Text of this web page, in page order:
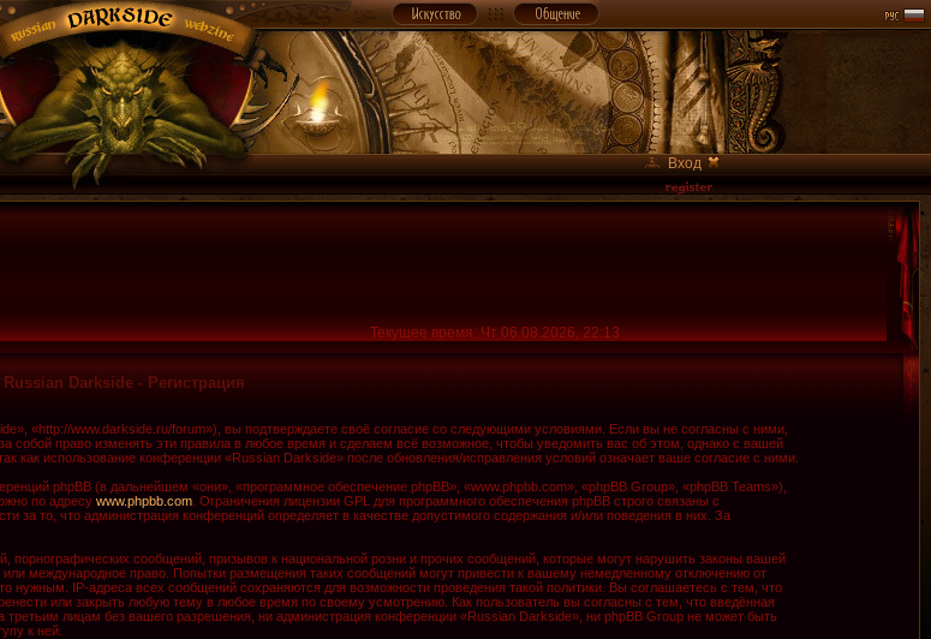
Вход
Текущее время: Чт 06.08.2026, 22:13
Russian Darkside - Регистрация
«http://www.darkside.ru/forum»), вы подтверждаете своё согласие со следующими условиями. Если вы не согласны с ними,
право изменять эти правила в любое время и сделаем всё возможное, чтобы уведомить вас об этом, однако с вашей
как использование конференции «Russian Darkside» после обновления/исправления условий означает ваше согласие с ними.
phpBB (в дальнейшем «они», «программное обеспечение phpBB», «www.phpbb.com», «phpBB Group», «phpBB Teams»),
по адресу www.phpbb.com. Ограничения лицензии GPL для программного обеспечения phpBB строго связаны с
за то, что администрация конференций определяет в качестве допустимого содержания и/или поведения в них. За
сообщений, призывов к национальной розни и прочих сообщений, которые могут нарушить законы вашей
международное право. Попытки размещения таких сообщений могут привести к вашему немедленному отключению от
нужным. IP-адреса всех сообщений сохраняются для возможности проведения такой политики. Вы соглашаетесь с тем, что
или закрыть любую тему в любое время по своему усмотрению. Как пользователь вы согласны с тем, что введённая
лицам без вашего разрешения, ни администрация конференции «Russian Darkside», ни phpBB Group не может быть
к ней.